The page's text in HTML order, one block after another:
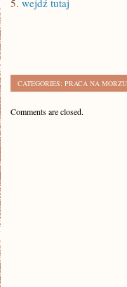
5. wejdź tutaj
CATEGORIES: PRACA NA
Comments are closed.